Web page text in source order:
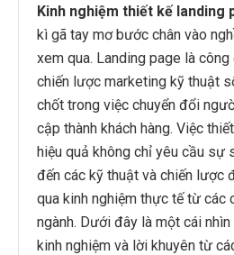
Kinh nghiệm thiết kế landing
kì gã tay mơ bước chân vào
xem qua. Landing page là
chiến lược marketing kỹ thuật
chốt trong việc chuyển đổi
cập thành khách hàng. Việc
hiệu quả không chỉ yêu cầu sự
đến các kỹ thuật và chiến lược
qua kinh nghiệm thực tế từ các
ngành. Dưới đây là một cái
kinh nghiệm và lời khuyên từ